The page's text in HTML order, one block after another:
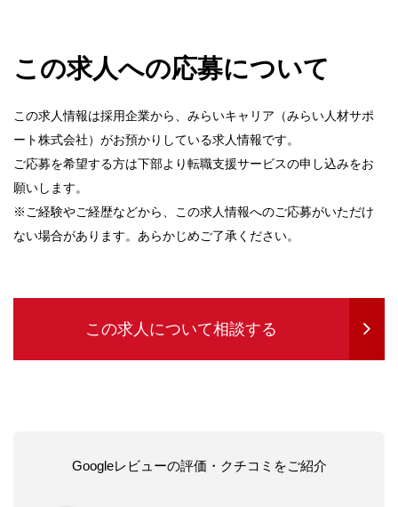
この求人への応募について
この求人情報は採用企業から、みらいキャリア（みらい人材サポ
ート株式会社）がお預かりしている求人情報です。
ご応募を希望する方は下部より転職支援サービスの申し込みをお
願いします。
※ご経験やご経歴などから、この求人情報へのご応募がいただけ
ない場合があります。あらかじめご了承ください。
この求人について相談する
Googleレビューの評価・クチコミをご紹介